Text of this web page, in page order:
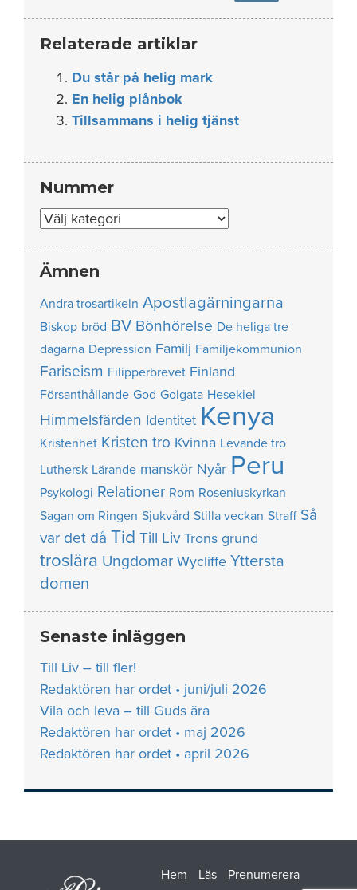
Relaterade artiklar
Du står på helig mark
En helig plånbok
Tillsammans i helig tjänst
Nummer
Nummer
Ämnen
Andra trosartikeln Apostlagärningarna
Biskop bröd BV Bönhörelse De heliga tre
dagarna Depression Familj Familjekommunion
Fariseism Filipperbrevet Finland
Försanthållande God Golgata Hesekiel
Himmelsfärden Identitet Kenya
Kristenhet Kristen tro Kvinna Levande tro
Luthersk Lärande manskör Nyår Peru
Psykologi Relationer Rom Roseniuskyrkan
Sagan om Ringen Sjukvård Stilla veckan Straff Så
var det då Tid Till Liv Trons grund
troslära Ungdomar Wycliffe Yttersta
domen
Senaste inläggen
Till Liv – till fler!
Redaktören har ordet • juni/juli 2026
Vila och leva – till Guds ära
Redaktören har ordet • maj 2026
Redaktören har ordet • april 2026
Hem Läs
Prenumerera